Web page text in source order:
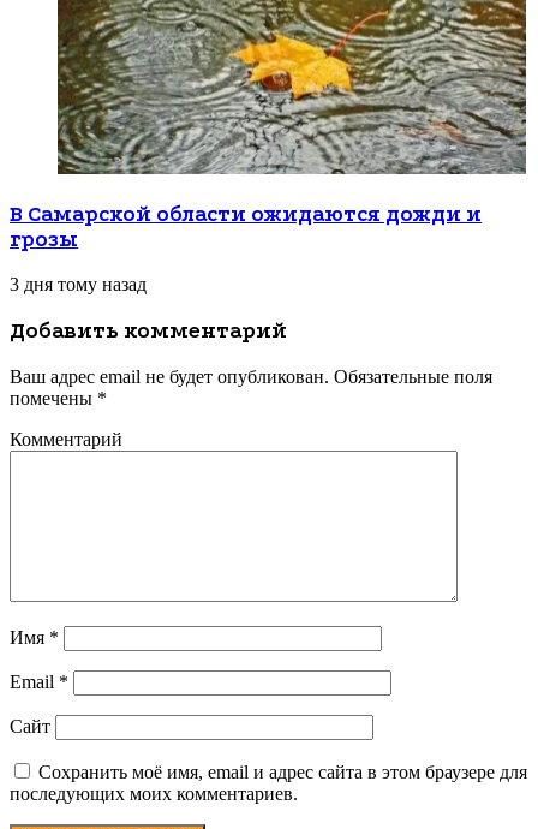
В Самарской области ожидаются дожди и
грозы
3 дня тому назад
Добавить комментарий
Ваш адрес email не будет опубликован. Обязательные поля
помечены *
Комментарий
Имя *
Email *
Сайт
Сохранить моё имя, email и адрес сайта в этом браузере для
последующих моих комментариев.